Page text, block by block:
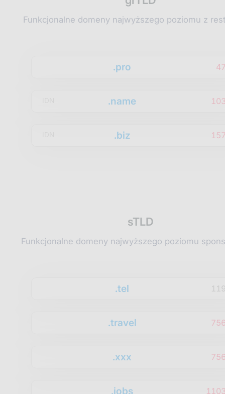
Funkcjonalne domeny najwyższego poziomu z
.pro
.name
.biz
sTLD
Funkcjonalne domeny najwyższego poziomu
.tel
.travel
.xxx
.jobs